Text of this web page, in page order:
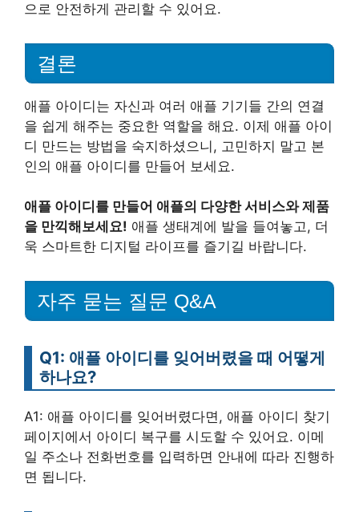
으로 안전하게 관리할 수 있어요.
결론
애플 아이디는 자신과 여러 애플 기기들 간의 연결
을 쉽게 해주는 중요한 역할을 해요. 이제 애플 아이
디 만드는 방법을 숙지하셨으니, 고민하지 말고 본
인의 애플 아이디를 만들어 보세요.
애플 아이디를 만들어 애플의 다양한 서비스와 제품
을 만끽해보세요! 애플 생태계에 발을 들여놓고, 더
욱 스마트한 디지털 라이프를 즐기길 바랍니다.
자주 묻는 질문 Q&A
Q1: 애플 아이디를 잊어버렸을 때 어떻게
하나요?
A1: 애플 아이디를 잊어버렸다면, 애플 아이디 찾기
페이지에서 아이디 복구를 시도할 수 있어요. 이메
일 주소나 전화번호를 입력하면 안내에 따라 진행하
면 됩니다.